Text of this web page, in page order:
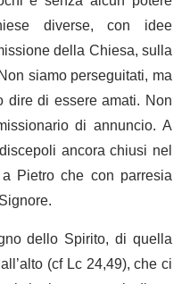
diverse, con idee
della Chiesa, sulla
siamo perseguitati, ma
di essere amati. Non
di annuncio. A
ancora chiusi nel
Pietro che con parresia
dello Spirito, di quella
(cf Lc 24,49), che ci